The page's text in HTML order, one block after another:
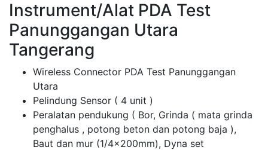
Instrument/Alat PDA Test
Panunggangan Utara
Tangerang
Wireless Connector PDA Test Panunggangan
Utara
Pelindung Sensor ( 4 unit )
Peralatan pendukung ( Bor, Grinda ( mata grinda
penghalus , potong beton dan potong baja ),
Baut dan mur (1/4x200mm), Dyna set